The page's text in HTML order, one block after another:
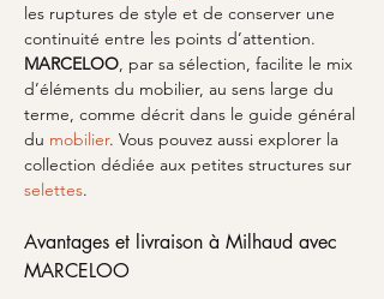
les ruptures de style et de conserver une
continuité entre les points d’attention.
MARCELOO, par sa sélection, facilite le mix
d’éléments du mobilier, au sens large du
terme, comme décrit dans le guide général
du mobilier. Vous pouvez aussi explorer la
collection dédiée aux petites structures sur
selettes.
Avantages et livraison à Milhaud avec
MARCELOO